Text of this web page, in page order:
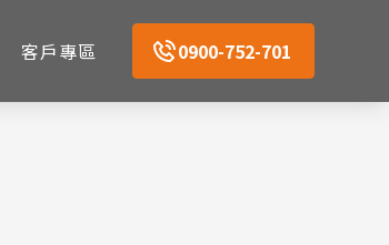
客戶專區 0900-752-701